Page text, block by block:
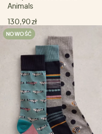
Animals
130,90 zł
NOWOŚĆ